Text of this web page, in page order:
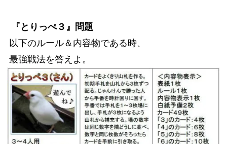
『とりっぺ３』問題
以下のルール＆内容物である時、
最強戦法を答えよ。